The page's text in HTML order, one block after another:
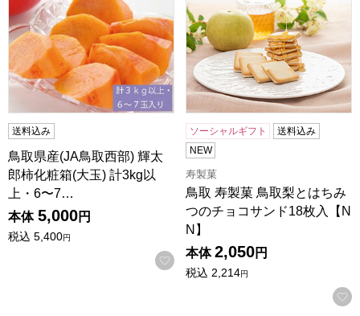
送料込み
鳥取県産(JA鳥取西部) 輝太
郎柿化粧箱(大玉) 計3kg以
上・6〜7…
本体 5,000円
税込 5,400円
お気に入りに登録する
ソーシャルギフト
送料込み
NEW
寿製菓
鳥取 寿製菓 鳥取梨とはちみ
つのチョコサンド18枚入【N
N】
本体 2,050円
税込 2,214円